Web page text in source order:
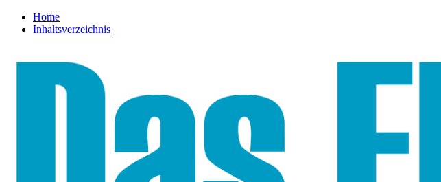
Home
Inhaltsverzeichnis